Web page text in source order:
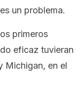
un problema.
primeros
eficaz tuvieran
Michigan, en el